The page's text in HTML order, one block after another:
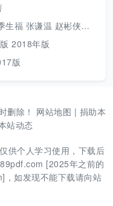
温 赵彬侠编] 2011年版
2018年版
版
删除！ 网站地图 | 捐助本
站动态
供个人学习使用，下载后
[2025年之前的
如发现不能下载请向站